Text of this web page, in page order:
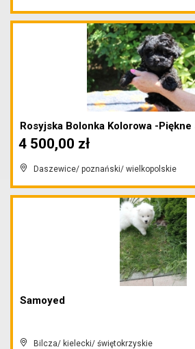
Rosyjska Bolonka Kolorowa -
Daszewice/ poznański/ wielkopolskie
4 500,00 zł
Samoyed
Bilcza/ kielecki/ świętokrzyskie